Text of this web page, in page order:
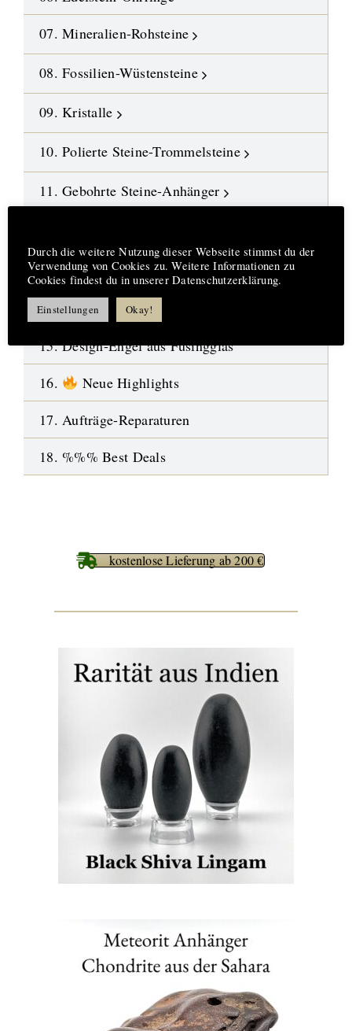
07. Mineralien-Rohsteine
08. Fossilien-Wüstensteine
09. Kristalle
10. Polierte Steine-Trommelsteine
11. Gebohrte Steine-Anhänger
13. DIY-Schmuckteile
14. Symbol-Schmuck
15. Design-Engel aus Fusingglas
16.
Neue Highlights
17. Aufträge-Reparaturen
18. %%% Best Deals
kostenlose Lieferung ab 200 €
Durch die weitere Nutzung dieser Webseite stimmst du der
Verwendung von Cookies zu. Weitere Informationen zu
Cookies findest du in unserer Datenschutzerklärung.
Einstellungen Okay!